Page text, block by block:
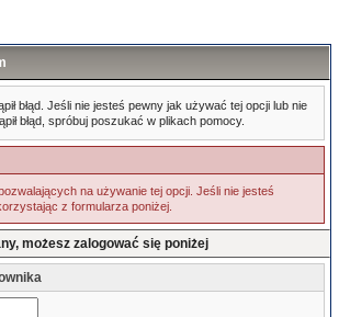
błąd. Jeśli nie jesteś pewny jak używać tej opcji lub nie
błąd, spróbuj poszukać w plikach pomocy.
na używanie tej opcji. Jeśli nie jesteś
z formularza poniżej.
możesz zalogować się poniżej